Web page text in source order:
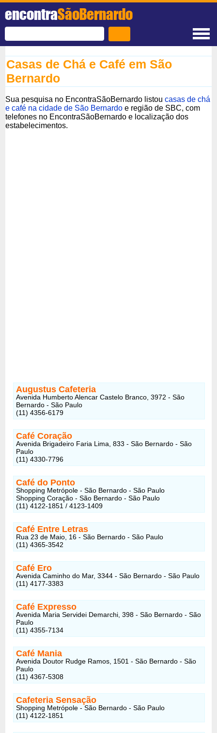
encontraSãoBernardo
Casas de Chá e Café em São
Bernardo
Sua pesquisa no EncontraSãoBernardo listoucasas de chá
e café na cidade de São Bernardo e região de SBC, com
telefones no EncontraSãoBernardo e localização dos
estabelecimentos.
Augustus Cafeteria
Avenida Humberto Alencar Castelo Branco, 3972 - São
Bernardo - São Paulo
(11) 4356-6179
Café Coração
Avenida Brigadeiro Faria Lima, 833 - São Bernardo - São
Paulo
(11) 4330-7796
Café do Ponto
Shopping Metrópole - São Bernardo - São Paulo
Shopping Coração - São Bernardo - São Paulo
(11) 4122-1851 / 4123-1409
Café Entre Letras
Rua 23 de Maio, 16 - São Bernardo - São Paulo
(11) 4365-3542
Café Ero
Avenida Caminho do Mar, 3344 - São Bernardo - São Paulo
(11) 4177-3383
Café Expresso
Avenida Maria Servidei Demarchi, 398 - São Bernardo - São
Paulo
(11) 4355-7134
Café Mania
Avenida Doutor Rudge Ramos, 1501 - São Bernardo - São
Paulo
(11) 4367-5308
Cafeteria Sensação
Shopping Metrópole - São Bernardo - São Paulo
(11) 4122-1851